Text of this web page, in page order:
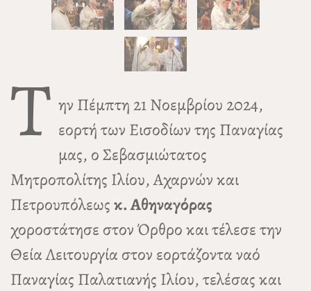
Τ ην Πέμπτη 21 Νοεμβρίου 2024,
εορτή των Εισοδίων της Παναγίας
μας, ο Σεβασμιώτατος
Μητροπολίτης Ιλίου, Αχαρνών και
Πετρουπόλεωςκ. Αθηναγόρας
χοροστάτησε στον Όρθρο και τέλεσε την
Θεία Λειτουργία στον εορτάζοντα ναό
Παναγίας Παλατιανής Ιλίου, τελέσας και